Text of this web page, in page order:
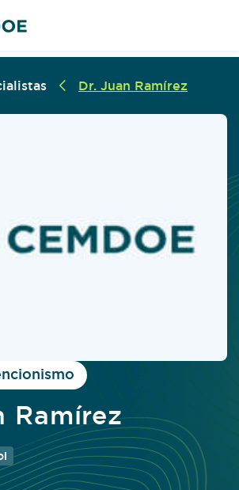
Dr. Juan Ramírez
Ramírez